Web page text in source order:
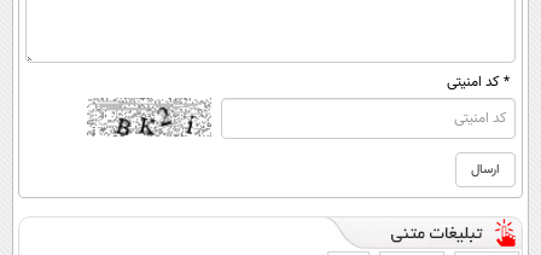
* کد امنیتی